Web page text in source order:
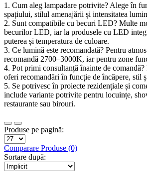
1. Cum aleg lampadare potrivite? Alege în
spațiului, stilul amenajării și intensitatea
2. Sunt compatibile cu becuri LED? Multe
becurilor LED, iar la produsele cu LED
puterea și temperatura de culoare.
3. Ce lumină este recomandată? Pentru
recomandă 2700–3000K, iar pentru zone
4. Pot primi consultanță înainte de
oferi recomandări în funcție de încăpere, stil
5. Se potrivesc în proiecte rezidențiale și
include variante potrivite pentru locuințe,
restaurante sau birouri.
Produse pe pagină:
Comparare Produse (0)
Sortare după: